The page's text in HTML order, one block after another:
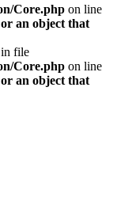
Core.php on line
an object that
file
Core.php on line
an object that